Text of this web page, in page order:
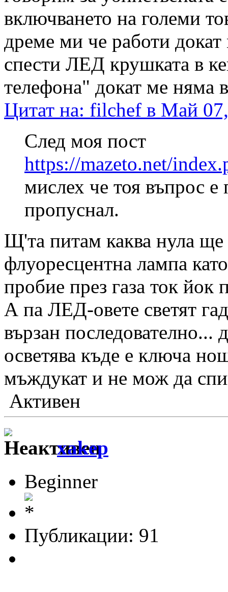
включването на големи
дреме ми че работи
спести ЛЕД крушката в
телефона" докат ме няма
Цитат на: filchef в Май
След моя пост
https://mazeto.net/
мислех че тоя въпрос
пропуснал.
Щ'та питам каква нула
флуоресцентна лампа
пробие през газа ток йок
А па ЛЕД-овете светят
вързан последователно...
осветява къде е ключа
мъждукат и не мож да
Активен
xakep
Beginner
Публикации: 91